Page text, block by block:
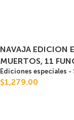
NAVAJA EDICION
MUERTOS, 11
Ediciones especiales -
$1,279.00